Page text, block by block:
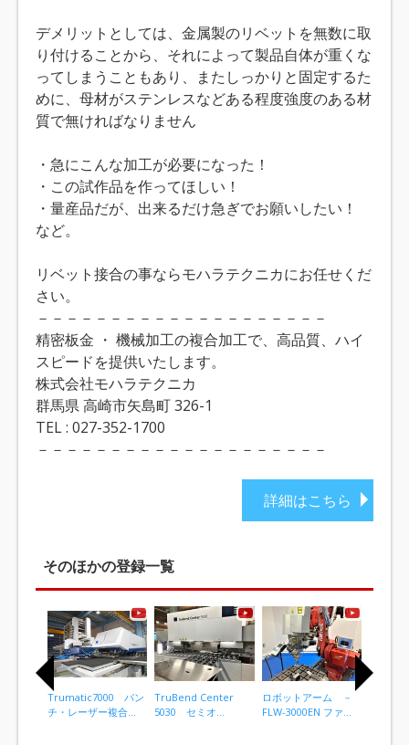
デメリットとしては、金属製のリベットを無数に取
り付けることから、それによって製品自体が重くな
ってしまうこともあり、またしっかりと固定するた
めに、母材がステンレスなどある程度強度のある材
質で無ければなりません
・急にこんな加工が必要になった！
・この試作品を作ってほしい！
・量産品だが、出来るだけ急ぎでお願いしたい！
など。
リベット接合の事ならモハラテクニカにお任せくだ
さい。
－－－－－－－－－－－－－－－－－－－－
精密板金 ・ 機械加工の複合加工で、高品質、ハイ
スピードを提供いたします。
株式会社モハラテクニカ
群馬県 高崎市矢島町 326-1
TEL : 027-352-1700
－－－－－－－－－－－－－－－－－－－－
詳細はこちら
そのほかの登録一覧
Trumatic7000 パン
チ・レーザー複合...
TruBend Center
5030 セミオ...
ロボットアーム －
FLW-3000EN ファ...